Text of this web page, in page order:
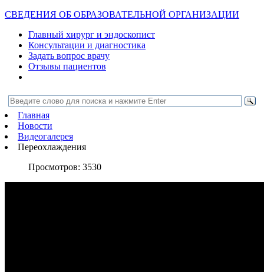
СВЕДЕНИЯ ОБ ОБРАЗОВАТЕЛЬНОЙ ОРГАНИЗАЦИИ
Главный хирург и эндоскопист
Консультации и диагностика
Задать вопрос врачу
Отзывы пациентов
Главная
Новости
Видеогалерея
Переохлаждения
Просмотров: 3530